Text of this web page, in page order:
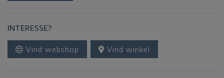
INTERESSE?
Vind webshop Vind winkel